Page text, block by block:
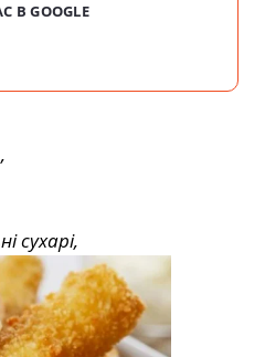
GOOGLE
сухарі,